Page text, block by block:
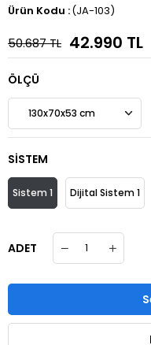
(JA-103)
50.687 TL 42.990 TL
ÖLÇÜ
SİSTEM
Sistem 1 Dijital Sistem 1
ADET